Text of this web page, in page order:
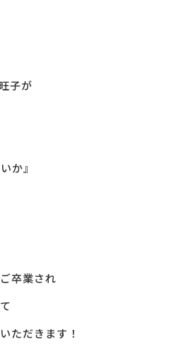
子が
か』
卒業され
ただきます！